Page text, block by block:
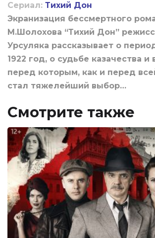
Сериал: Тихий Дон
Экранизация бессмертного
М.Шолохова “Тихий Дон”
Урсуляка рассказывает о
1922 год, о судьбе казачества и
перед которым, как и перед
стал тяжелейший выбор…
Смотрите также